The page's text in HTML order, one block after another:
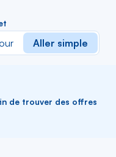
Aller simple
de trouver des offres